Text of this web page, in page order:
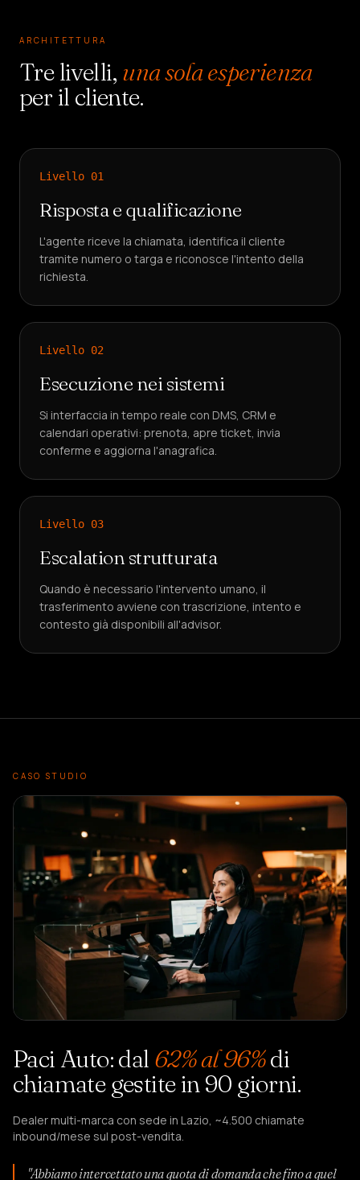
ARCHITETTURA
Tre livelli, una sola esperienza
per il cliente.
Livello 01
Risposta e qualificazione
L'agente riceve la chiamata, identifica il cliente
tramite numero o targa e riconosce l'intento della
richiesta.
Livello 02
Esecuzione nei sistemi
Si interfaccia in tempo reale con DMS, CRM e
calendari operativi: prenota, apre ticket, invia
conferme e aggiorna l'anagrafica.
Livello 03
Escalation strutturata
Quando è necessario l'intervento umano, il
trasferimento avviene con trascrizione, intento e
contesto già disponibili all'advisor.
CASO STUDIO
Paci Auto: dal 62% al 96%di
chiamate gestite in 90 giorni.
Dealer multi-marca con sede in Lazio, ~4.500 chiamate
inbound/mese sul post-vendita.
"Abbiamo intercettato una quota di domanda che fino a quel